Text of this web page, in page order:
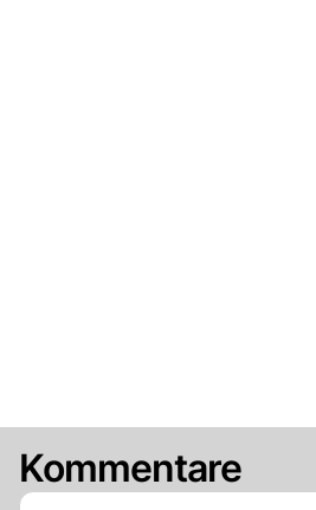
Kommentare